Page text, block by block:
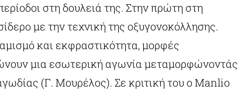
στη δουλειά της. Στην πρώτη στη
με την τεχνική της οξυγονοκόλλησης.
και εκφραστικότητα, μορφές
μια εσωτερική αγωνία μεταμορφώνοντάς
(Γ. Μουρέλος). Σε κριτική του o Manlio